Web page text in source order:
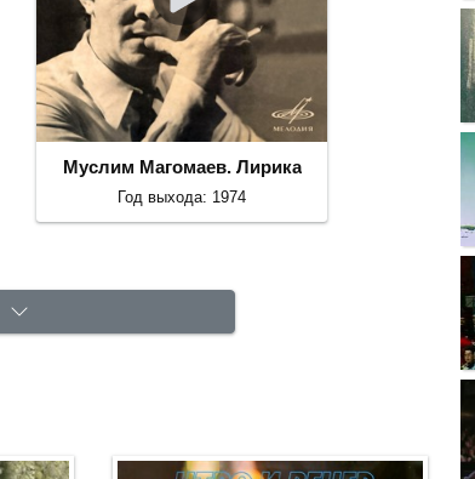
Муслим Магомаев. Лирика
Год выхода: 1974